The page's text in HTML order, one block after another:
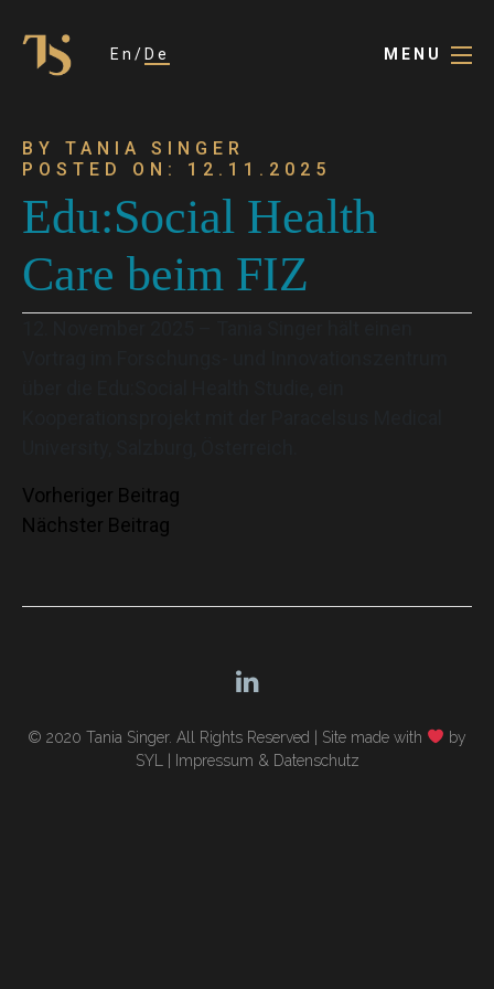
En De MENU
BY TANIA SINGER
POSTED ON: 12.11.2025
Edu:Social Health
Care beim FIZ
Beitragsnavigation
Vorheriger Beitrag
Nächster Beitrag
© 2020 Tania Singer. All Rights Reserved | Site made with
by
SYL
Impressum & Datenschutz